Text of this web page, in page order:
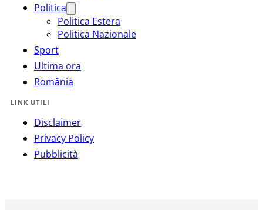
Politica
Politica Estera
Politica Nazionale
Sport
Ultima ora
România
LINK UTILI
Disclaimer
Privacy Policy
Pubblicità